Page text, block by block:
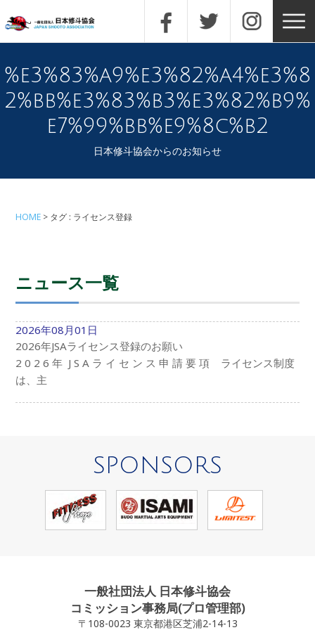
%e3%83%a9%e3%82%a4%e3%8
2%bb%e3%83%b3%e3%82%b9%
e7%99%bb%e9%8c%b2
日本修斗協会からのお知らせ
HOME タグ : ライセンス登録
ニュース一覧
2026年08月01日
2026年JSAライセンス登録のお願い
2 0 2 6 年 J S A ラ イ セ ン ス 申 請 要 項 ライセンス制度
は、主
SPONSORS
一般社団法人 日本修斗協会
コミッション事務局(プロ管理部)
〒108-0023 東京都港区芝浦2-14-13